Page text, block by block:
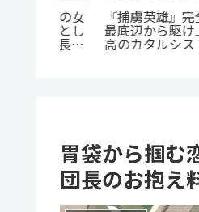
『群脳教室』の魅力
底解説！教室が脳だら
け？衝撃サスペンスを
すぐ読むべき5つの理由
胃袋から掴む
団長のお抱え